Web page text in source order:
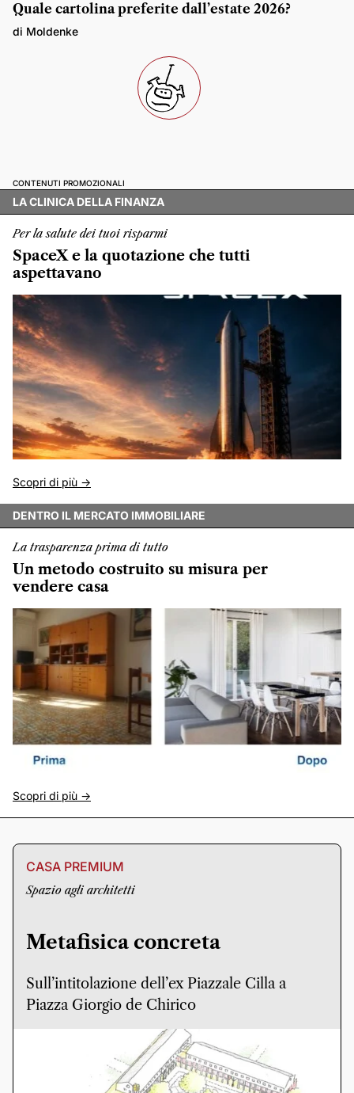
Quale cartolina preferite dall’estate 2026?
di Moldenke
CONTENUTI PROMOZIONALI
LA CLINICA DELLA FINANZA
Per la salute dei tuoi risparmi
SpaceX e la quotazione che tutti
aspettavano
Scopri di più ->
DENTRO IL MERCATO IMMOBILIARE
La trasparenza prima di tutto
Un metodo costruito su misura per
vendere casa
Scopri di più ->
CASA PREMIUM
Spazio agli architetti
Metafisica concreta
Sull’intitolazione dell’ex Piazzale Cilla a
Piazza Giorgio de Chirico